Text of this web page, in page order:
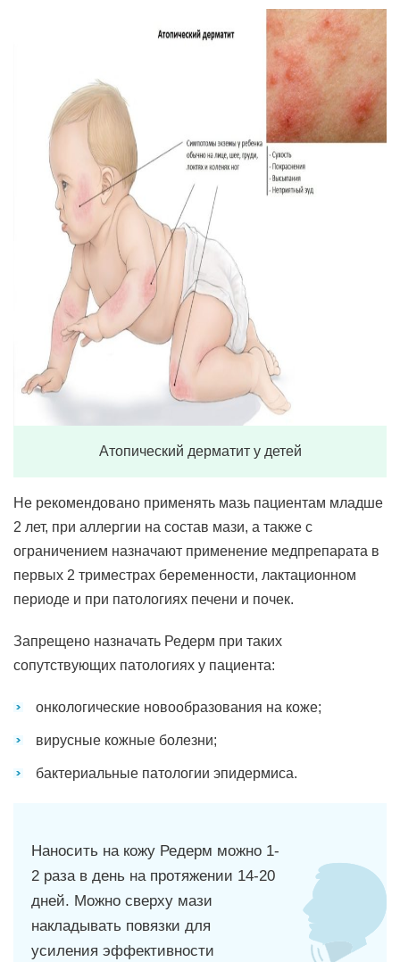
Атопический дерматит у детей
Не рекомендовано применять мазь пациентам младше
2 лет, при аллергии на состав мази, а также с
ограничением назначают применение медпрепарата в
первых 2 триместрах беременности, лактационном
периоде и при патологиях печени и почек.
Запрещено назначать Редерм при таких
сопутствующих патологиях у пациента:
онкологические новообразования на коже;
вирусные кожные болезни;
бактериальные патологии эпидермиса.
Наносить на кожу Редерм можно 1-
2 раза в день на протяжении 14-20
дней. Можно сверху мази
накладывать повязки для
усиления эффективности